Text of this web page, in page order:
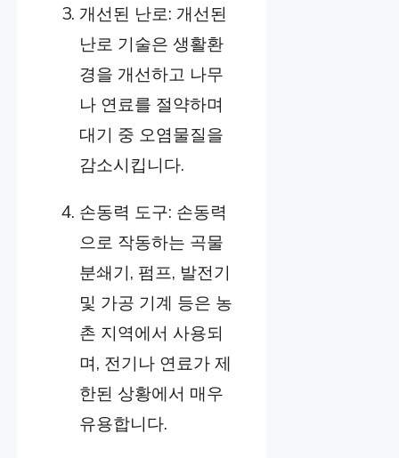
개선된 난로: 개선된
난로 기술은 생활환
경을 개선하고 나무
나 연료를 절약하며
대기 중 오염물질을
감소시킵니다.
손동력 도구: 손동력
으로 작동하는 곡물
분쇄기, 펌프, 발전기
및 가공 기계 등은 농
촌 지역에서 사용되
며, 전기나 연료가 제
한된 상황에서 매우
유용합니다.